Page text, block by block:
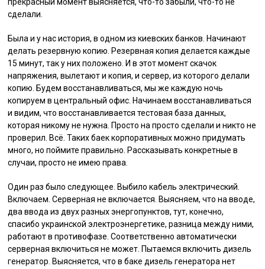
сделали.
Была и у нас история, в одном из киевских банков. Начинают
делать резервную копию. Резервная копия делается каждые
15 минут, так у них положено. И в этот момент скачок
напряжения, вылетают и копия, и сервер, из которого делали
копию. Будем восстанавливаться, мы же каждую ночь
копируем в центральный офис. Начинаем восстанавливаться
и видим, что восстанавливается тестовая база данных,
которая никому не нужна. Просто на просто сделали и никто не
проверил. Всё. Таких баек корпоративных можно придумать
много, но поймите правильно. Рассказывать конкретные в
случаи, просто не имею права.
Один раз было следующее. Выбило кабель электрический.
Включаем. Серверная не включается. Выясняем, что на вводе,
два ввода из двух разных энергопунктов, тут, конечно,
спасибо украинской электроэнергетике, разница между ними,
работают в противофазе. Соответственно автоматически
серверная включиться не может. Пытаемся включить дизель
генератор. Выясняется, что в баке дизель генератора нет